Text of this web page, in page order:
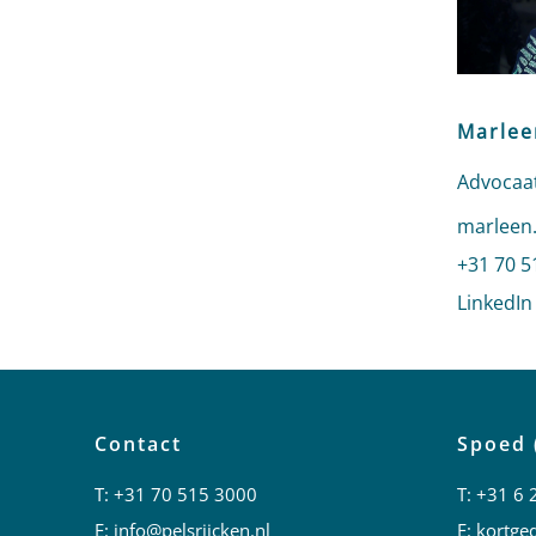
Stuur
Bel naar
+31 70
LinkedIn
Contact
T:+31 70 515 3000
E: info@pelsrijcken.nl
T: +31 6
E: